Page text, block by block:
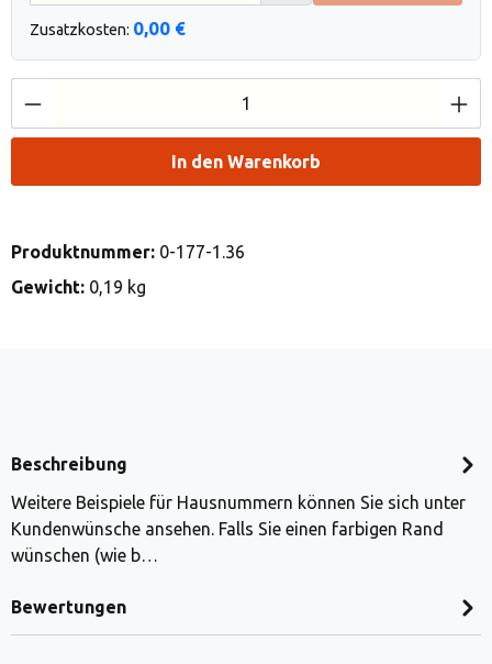
Zusatzkosten: 0,00 €
Produkt Anzahl: Gib den gewünschten
In den Warenkorb
Produktnummer: 0-177-1.36
Gewicht: 0,19 kg
Beschreibung
Weitere Beispiele für Hausnummern können Sie sich unter
Kundenwünsche ansehen. Falls Sie einen farbigen Rand
wünschen (wie b…
Bewertungen